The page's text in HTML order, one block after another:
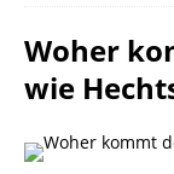
Woher
wie